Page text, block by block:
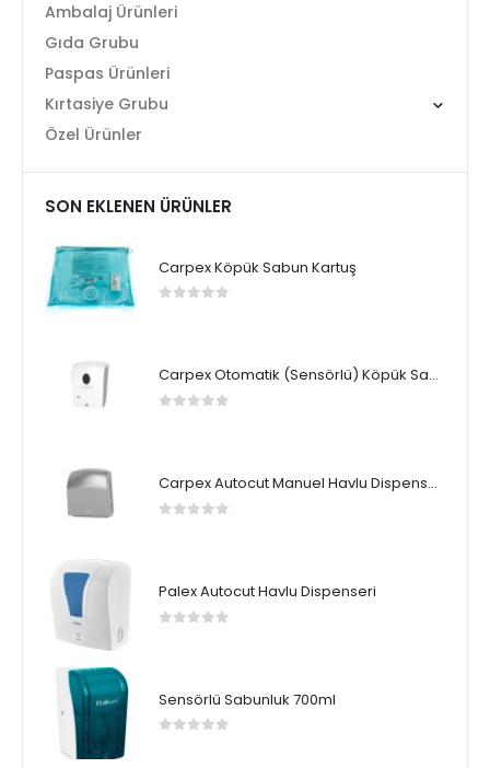
Ambalaj Ürünleri
Gıda Grubu
Paspas Ürünleri
Kırtasiye Grubu
Özel Ürünler
SON EKLENEN ÜRÜNLER
Carpex Köpük Sabun Kartuş
Carpex Otomatik (Sensörlü) Köpük Sabun Dispenseri
Carpex Autocut Manuel Havlu Dispenseri
Palex Autocut Havlu Dispenseri
Sensörlü Sabunluk 700ml